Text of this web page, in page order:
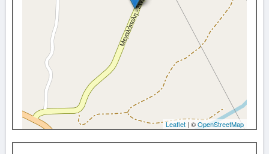
Leaflet | ©OpenStreetMap